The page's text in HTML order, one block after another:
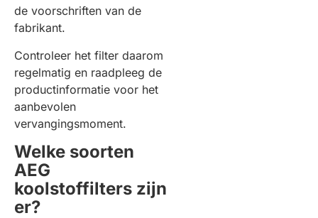
de voorschriften van de
fabrikant.
Controleer het filter daarom
regelmatig en raadpleeg de
productinformatie voor het
aanbevolen
vervangingsmoment.
Welke soorten
AEG
koolstoffilters zijn
er?